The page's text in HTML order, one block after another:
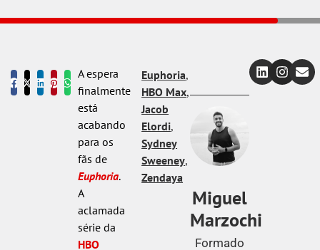
A espera
finalmente
está
acabando
para os
fãs de
Euphoria.
A
aclamada
série da
HBO
Euphoria,
HBO Max,
Jacob
Elordi,
Sydney
Sweeney,
Zendaya
Miguel
Marzochi
Formado